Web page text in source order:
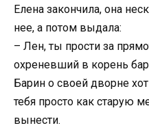
Елена закончила, она
нее, а потом выдала:
– Лен, ты прости за
охреневший в корень
Барин о своей дворне
тебя просто как старую
вынести.